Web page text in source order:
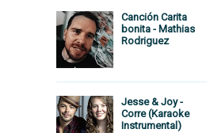
Canción Carita
bonita - Mathias
Rodriguez
Jesse & Joy -
Corre (Karaoke
Instrumental)